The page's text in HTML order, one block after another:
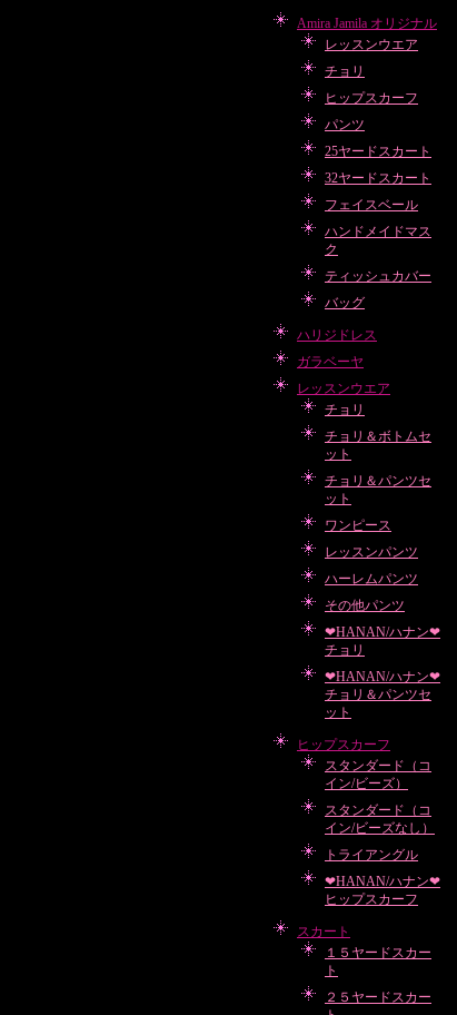
Amira Jamila オリジナル
レッスンウエア
チョリ
ヒップスカーフ
パンツ
25ヤードスカート
32ヤードスカート
フェイスベール
ハンドメイドマス
ク
ティッシュカバー
バッグ
ハリジドレス
ガラベーヤ
レッスンウエア
チョリ
チョリ＆ボトムセ
ット
チョリ＆パンツセ
ット
ワンピース
レッスンパンツ
ハーレムパンツ
その他パンツ
❤HANAN/ハナン❤
チョリ
❤HANAN/ハナン❤
チョリ＆パンツセ
ット
ヒップスカーフ
スタンダード（コ
イン/ビーズ）
スタンダード（コ
イン/ビーズなし）
トライアングル
❤HANAN/ハナン❤
ヒップスカーフ
スカート
１５ヤードスカー
ト
２５ヤードスカー